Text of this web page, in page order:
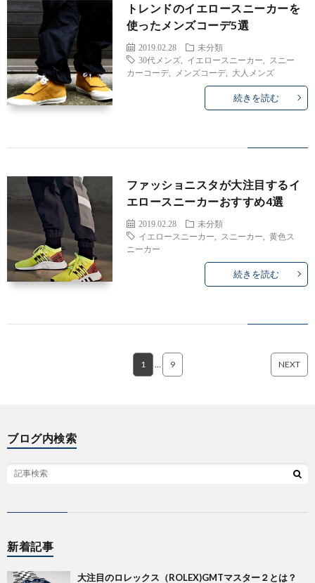
トレンドのイエロースニーカーを
使ったメンズコーデ5選
2019.02.28
未分類
30代メンズ, イエロースニーカー
スニー
カーコーデ, メンズコーデ, 大人メンズ
続きを読む
ファッショニスタが大注目するイ
エロースニーカーおすすめ4選
2019.02.28
未分類
イエロースニーカー
スニーカー
黄色ス
ニーカー
続きを読む
1 9 NEXT
ブログ内検索
新着記事
大注目のロレックス（ROLEX)GMTマスター２とは？